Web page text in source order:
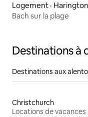
Logement ·
Bach sur la plage
Destinations à
Destinations aux
Christchurch
Locations de vacances